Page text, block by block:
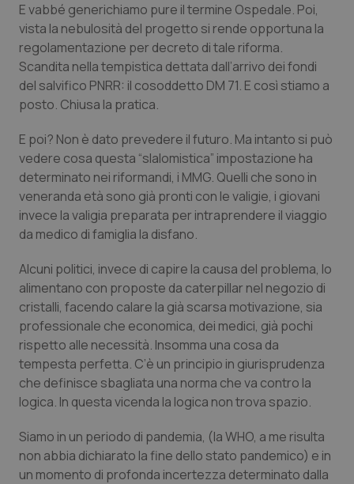
Sardegna
Sicilia
Toscana
Umbria
Valle D’Aosta
Veneto
Malattia di Crohn & Rettocolite Ulcerosa
Neuroscienze & patologie neurodegenerative
Obesità
Oftalmologia
Oncodermatologia
Oncoematologia
Oncologia & Nutrizione
Psoriasi & pelle
Quotidiano Cardiologia
Quotidiano Chirurgia
Quotidiano Oncologia
Quotidiano Pediatria
E vabbé generichiamo pure il termine Ospedale. Poi,
vista la nebulosità del progetto si rende opportuna la
regolamentazione per decreto di tale riforma.
Scandita nella tempistica dettata dall’arrivo dei fondi
del salvifico PNRR: il cosoddetto DM 71. E così stiamo a
posto. Chiusa la pratica.
E poi? Non è dato prevedere il futuro. Ma intanto si può
vedere cosa questa “slalomistica” impostazione ha
determinato nei riformandi, i MMG. Quelli che sono in
veneranda età sono già pronti con le valigie, i giovani
invece la valigia preparata per intraprendere il viaggio
da medico di famiglia la disfano.
Alcuni politici, invece di capire la causa del problema, lo
alimentano con proposte da caterpillar nel negozio di
cristalli, facendo calare la già scarsa motivazione, sia
professionale che economica, dei medici, già pochi
rispetto alle necessità. Insomma una cosa da
tempesta perfetta. C’è un principio in giurisprudenza
che definisce sbagliata una norma che va contro la
logica. In questa vicenda la logica non trova spazio.
Siamo in un periodo di pandemia, (la WHO, a me risulta
non abbia dichiarato la fine dello stato pandemico) e in
un momento di profonda incertezza determinato dalla